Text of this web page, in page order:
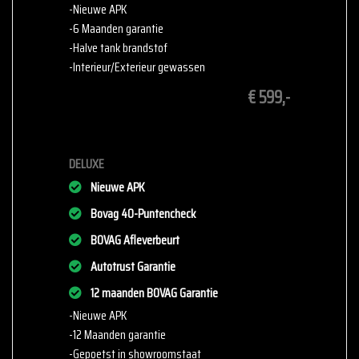
Kom langs bijCornet & VanBuuren
past! Wij helpen u graag verder.
www.cvb-auto.nl
Cornet & VanBuuren – Uw betrouwbare partner voor de perfecte
Op zoek naar een betrouwbare, scherp geprijsde auto? Bij
Cornet&VanBuurenin Zeewolde vindt u een breed aanbod van
topkwaliteit voertuigen.
Onze voordelen voor u
Scherpe prijzen
marktconforme en eerlijke prijzen.
-Nieuwe APK
-6 Maanden garantie
-Halve tank brandstof
-Interieur/Exterieur gewassen
€ 599,-
DELUXE
Nieuwe APK
Bovag 40-Puntencheck
BOVAG Afleverbeurt
Autotrust Garantie
12 maanden BOVAG Garantie
-Nieuwe APK
-12 Maanden garantie
-Gepoetst in showroomstaat